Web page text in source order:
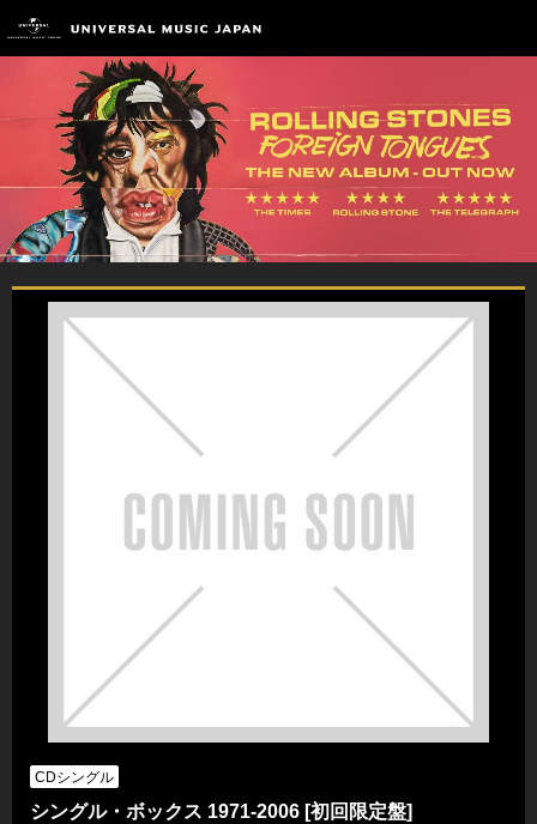
CDシングル
シングル・ボックス 1971-2006 [初回限定盤]